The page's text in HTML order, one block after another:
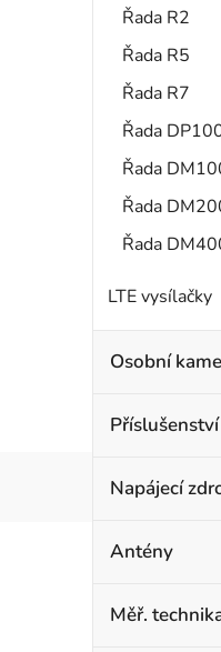
Řada R2
Řada R5
Řada R7
Řada
Řada
Řada
Řada
LTE vysílačky
Osobní
Napájecí
Antény
Měř.